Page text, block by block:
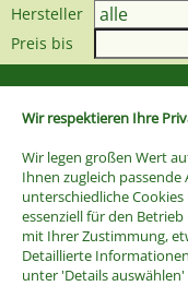
Wir respektieren Ihre
Wir legen großen Wert
Ihnen zugleich
unterschiedliche
essenziell für den
mit Ihrer Zustimmung,
Detaillierte
unter 'Details
Hersteller
Preis bis